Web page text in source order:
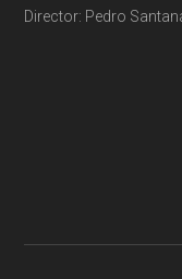
Director: Pedro